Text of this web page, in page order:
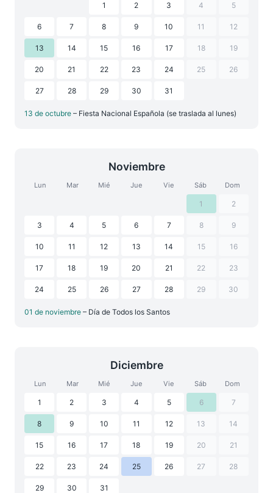
1 2 3 4 5
6 7 8 9 10 11 12
13 14 15 16 17 18 19
20 21 22 23 24 25 26
27 28 29 30 31
13 de octubre – Fiesta Nacional Española (se traslada al lunes)
Noviembre
Lun Mar Mié Jue Vie Sáb Dom
1 2
3 4 5 6 7 8 9
10 11 12 13 14 15 16
17 18 19 20 21 22 23
24 25 26 27 28 29 30
01 de noviembre – Día de Todos los Santos
Diciembre
Lun Mar Mié Jue Vie Sáb Dom
1 2 3 4 5 6 7
8 9 10 11 12 13 14
15 16 17 18 19 20 21
22 23 24 25 26 27 28
29 30 31